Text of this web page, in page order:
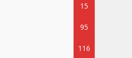
15
95
116